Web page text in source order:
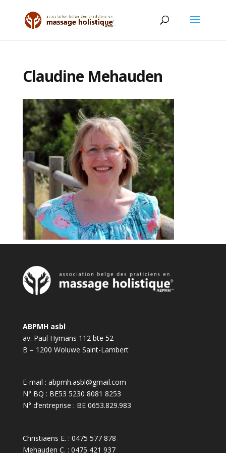
Claudine Mehauden
ABPMH asbl
av. Paul Hymans 112 bte 52
B – 1200 Woluwe Saint-Lambert
E-mail : abpmh.asbl@gmail.com
N° BQ : BE53 5230 8081 8253
N° d’entreprise : BE 0653.829.983
Christiaens E. : 0475 577 878
Mehauden C. : 0475 421 937